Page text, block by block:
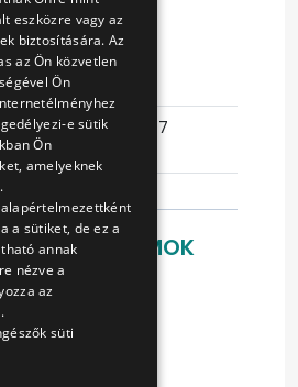
2016-07-27
DOKUMENTUMOK
eszközre vagy az
biztosítására. Az
az Ön közvetlen
Ön
e sütik
Ön
amelyeknek
a sütiket, de ez a
annak
nézve a
az
süti